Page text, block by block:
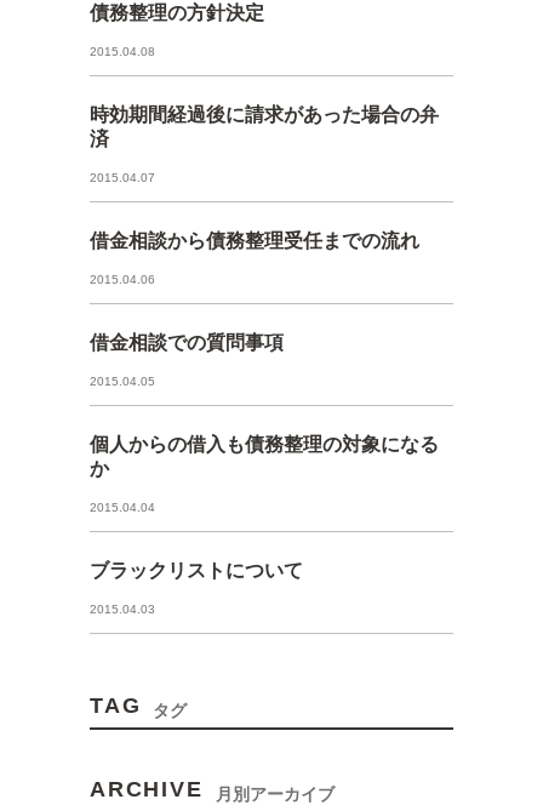
債務整理の方針決定
2015.04.08
時効期間経過後に請求があった場合の弁
済
2015.04.07
借金相談から債務整理受任までの流れ
2015.04.06
借金相談での質問事項
2015.04.05
個人からの借入も債務整理の対象になる
か
2015.04.04
ブラックリストについて
2015.04.03
TAG タグ
ARCHIVE 月別アーカイブ